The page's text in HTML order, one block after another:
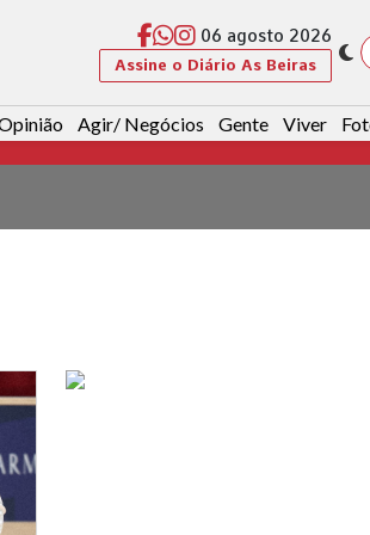
06 agosto 2026
Assine o Diário As Beiras
Agir/ Negócios Gente Viver